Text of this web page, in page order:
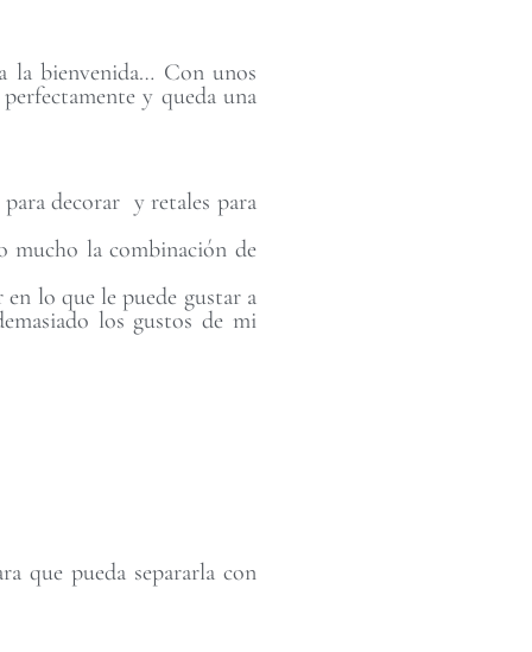
la bienvenida… Con unos
y queda una
decorar y retales para
mucho la combinación de
lo que le puede gustar a
los gustos de mi
que pueda separarla con